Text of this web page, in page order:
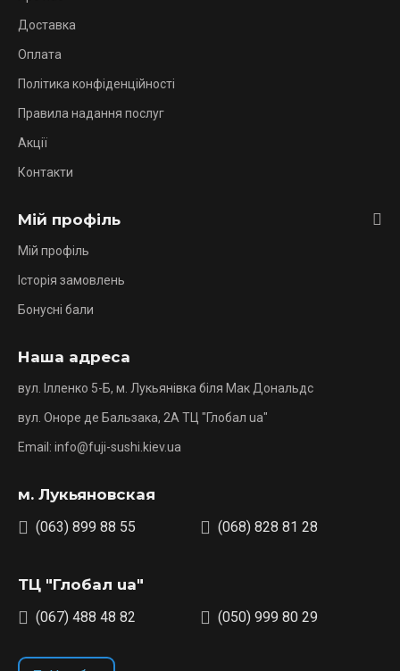
Доставка
Оплата
Політика конфіденційності
Правила надання послуг
Акції
Контакти
Мій профіль
Мій профіль
Історія замовлень
Бонусні бали
Наша адреса
вул. Ілленко 5-Б, м. Лукьянівка біля Мак Дональдс
вул. Оноре де Бальзака, 2А ТЦ "Глобал ua"
Email: info@fuji-sushi.kiev.ua
м. Лукьяновская
(063) 899 88 55 (068) 828 81 28
ТЦ "Глобал ua"
(067) 488 48 82 (050) 999 80 29